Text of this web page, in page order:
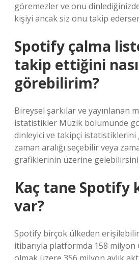
göremezler ve onu
kişiyi ancak siz onu takip
Spotify çalma
takip ettiğini
görebilirim?
Bireysel şarkılar ve yayınlanan
istatistikler Müzik bölümünde
dinleyici ve takipçi
zaman aralığı seçebilir veya
grafiklerinin üzerine
Kaç tane Spotify
var?
Spotify birçok ülkeden
itibarıyla platformda 158